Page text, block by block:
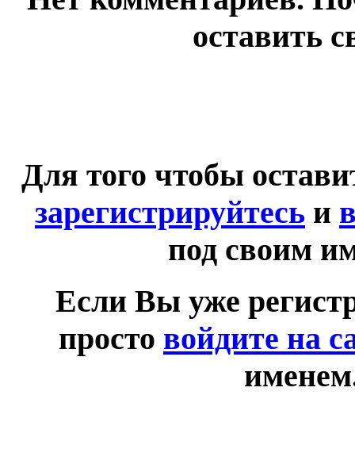
оставить
Для того чтобы
зарегистрируйтесь и
под своим
Если Вы уже
просто войдите на